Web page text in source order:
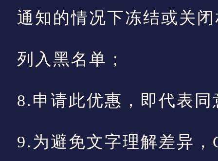
通知的情况下冻结或关
列入黑名单；
8.申请此优惠，即代表
9.为避免文字理解差异